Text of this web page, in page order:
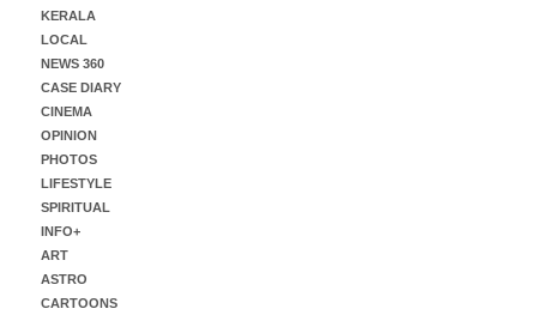
KERALA
LOCAL
NEWS 360
CASE DIARY
CINEMA
OPINION
PHOTOS
LIFESTYLE
SPIRITUAL
INFO+
ART
ASTRO
CARTOONS